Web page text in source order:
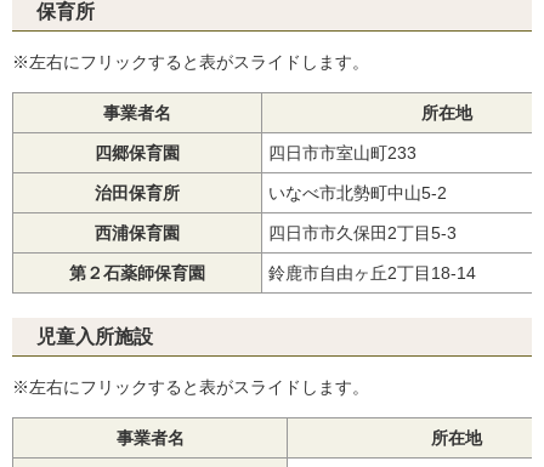
保育所
※左右にフリックすると表がスライドします。
事業者名 所在地
四郷保育園 四日市市室山町233
治田保育所 いなべ市北勢町中山5-2
西浦保育園 四日市市久保田2丁目5-3
第２石薬師保育園 鈴鹿市自由ヶ丘2丁目18-14
児童入所施設
※左右にフリックすると表がスライドします。
事業者名 所在地